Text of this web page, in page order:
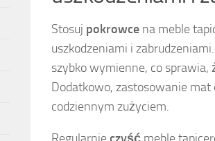
Stosuj pokrowce na meble
uszkodzeniami i
szybko wymienne, co
Dodatkowo, zastosowanie
codziennym zużyciem.